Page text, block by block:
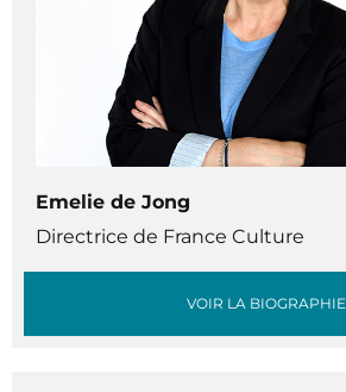
Emelie de Jong
Directrice de France Culture
VOIR LA BIOGRAPHIE